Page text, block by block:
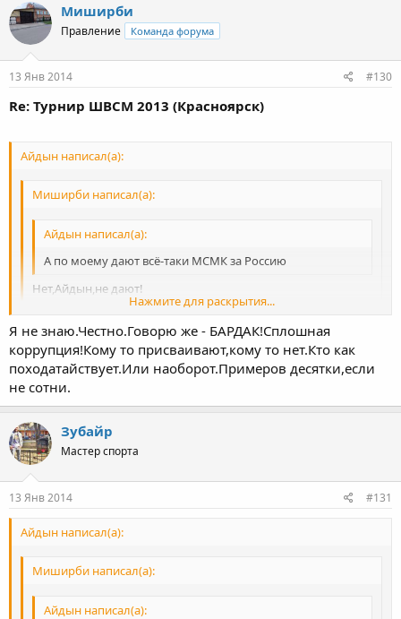
Миширби
Правление Команда форума
13 Янв 2014 #130
Re: Турнир ШВСМ 2013 (Красноярск)
Айдын написал(а):
Миширби написал(а):
Айдын написал(а):
А по моему дают всё-таки МСМК за Россию
Нажмите для раскрытия...
Нет,Айдын,не дают!
Нажмите для раскрытия...
что минуя международника присвоят ЗМС ?
Или вообще кмс выиграет
Нажмите для раскрытия...
Я не знаю.Честно.Говорю же - БАРДАК!Сплошная
коррупция!Кому то присваивают,кому то нет.Кто как
походатайствует.Или наоборот.Примеров десятки,если
не сотни.
Зубайр
Мастер спорта
13 Янв 2014 #131
Айдын написал(а):
Миширби написал(а):
Айдын написал(а):